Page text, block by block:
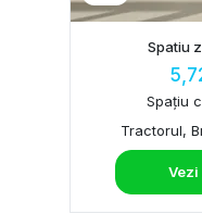
Spatiu
Spațiu
Tractorul,